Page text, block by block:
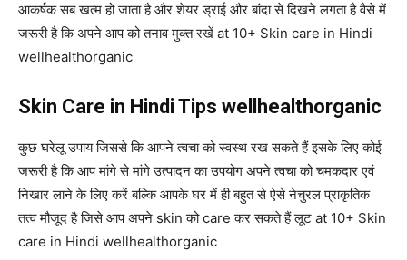
आकर्षक सब खत्म हो जाता है और शेयर ड्राई और बांदा से दिखने लगता है वैसे में
जरूरी है कि अपने आप को तनाव मुक्त रखें at 10+ Skin care in Hindi
wellhealthorganic
Skin Care in Hindi Tips wellhealthorganic
कुछ घरेलू उपाय जिससे कि आपने त्वचा को स्वस्थ रख सकते हैं इसके लिए कोई
जरूरी है कि आप मांगे से मांगे उत्पादन का उपयोग अपने त्वचा को चमकदार एवं
निखार लाने के लिए करें बल्कि आपके घर में ही बहुत से ऐसे नेचुरल प्राकृतिक
तत्व मौजूद है जिसे आप अपने skin को care कर सकते हैं लूट at 10+ Skin
care in Hindi wellhealthorganic